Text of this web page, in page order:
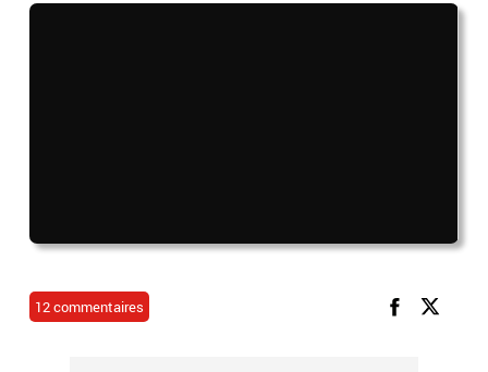
12 commentaires